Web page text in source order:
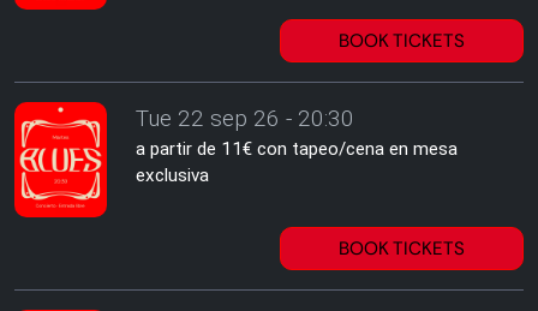
BOOK TICKETS
Tue 22 sep 26 - 20:30
a partir de 11€ con tapeo/cena en mesa
exclusiva
BOOK TICKETS